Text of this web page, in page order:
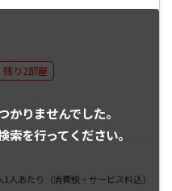
かりませんでした。
索を行ってください。
残り2部屋
1人あたり （消費税・サービス料込）